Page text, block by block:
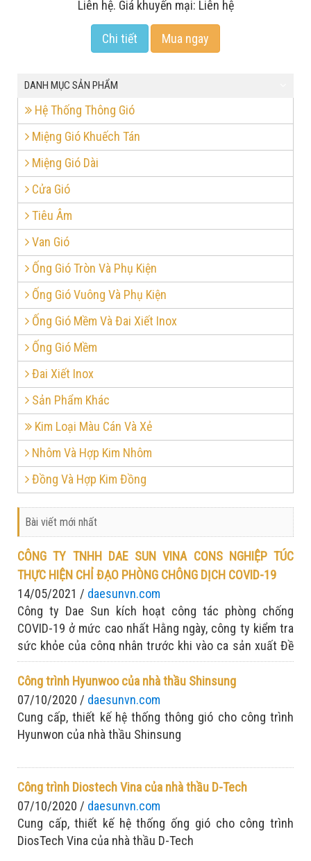
Liên hệ. Giá khuyến mại: Liên hệ
Chi tiết Mua ngay
DANH MỤC SẢN PHẨM
Hệ Thống Thông Gió
Miệng Gió Khuếch Tán
Miệng Gió Dài
Cửa Gió
Tiêu Âm
Van Gió
Ống Gió Tròn Và Phụ Kiện
Ống Gió Vuông Và Phụ Kiện
Ống Gió Mềm Và Đai Xiết Inox
Ống Gió Mềm
Đai Xiết Inox
Sản Phẩm Khác
Kim Loại Màu Cán Và Xẻ
Nhôm Và Hợp Kim Nhôm
Đồng Và Hợp Kim Đồng
Bài viết mới nhất
CÔNG TY TNHH DAE SUN VINA CONS NGHIỆP TÚC
THỰC HIỆN CHỈ ĐẠO PHÒNG CHÔNG DỊCH COVID-19
14/05/2021 / daesunvn.com
Công ty Dae Sun kích hoạt công tác phòng chống
COVID-19 ở mức cao nhất Hằng ngày, công ty kiểm tra
sức khỏe của công nhân trước khi vào ca sản xuất Đề
cao tinh thần: Chống dịch nghiêm túc - sản xuất tập
trung
Công trình Hyunwoo của nhà thầu Shinsung
07/10/2020 / daesunvn.com
Cung cấp, thiết kế hệ thống thông gió cho công trình
Hyunwon của nhà thầu Shinsung
Công trình Diostech Vina của nhà thầu D-Tech
07/10/2020 / daesunvn.com
Cung cấp, thiết kế hệ thống ống gió cho công trình
DiosTech Vina của nhà thầu D-Tech